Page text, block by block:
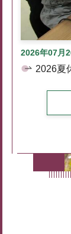
2026年07月
2026夏